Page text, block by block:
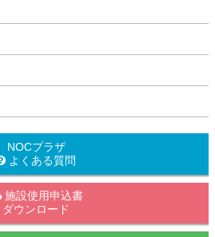
NOCプラザ
よくある質問
施設使用申込書
ダウンロード